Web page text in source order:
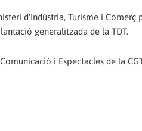
d'Indústria, Turisme i
generalitzada de la TDT.
i Espectacles de la